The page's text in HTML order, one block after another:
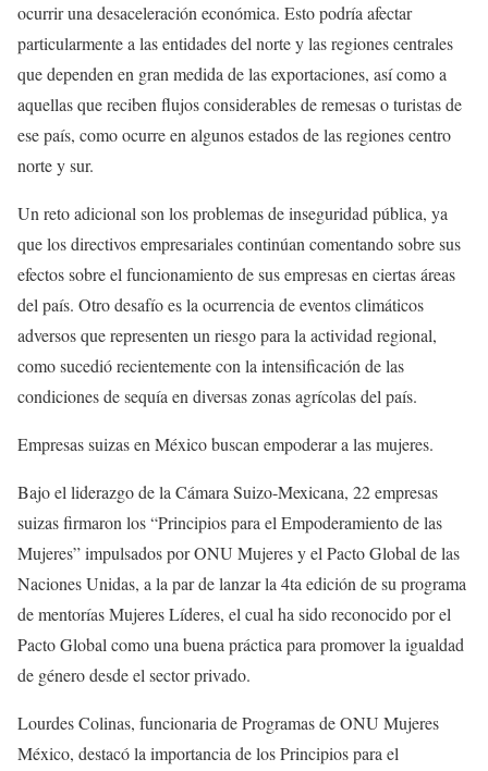
ocurrir una desaceleración económica. Esto podría afectar
particularmente a las entidades del norte y las regiones centrales
que dependen en gran medida de las exportaciones, así como a
aquellas que reciben flujos considerables de remesas o turistas de
ese país, como ocurre en algunos estados de las regiones centro
norte y sur.
Un reto adicional son los problemas de inseguridad pública, ya
que los directivos empresariales continúan comentando sobre sus
efectos sobre el funcionamiento de sus empresas en ciertas áreas
del país. Otro desafío es la ocurrencia de eventos climáticos
adversos que representen un riesgo para la actividad regional,
como sucedió recientemente con la intensificación de las
condiciones de sequía en diversas zonas agrícolas del país.
Empresas suizas en México buscan empoderar a las mujeres.
Bajo el liderazgo de la Cámara Suizo-Mexicana, 22 empresas
suizas firmaron los “Principios para el Empoderamiento de las
Mujeres” impulsados por ONU Mujeres y el Pacto Global de las
Naciones Unidas, a la par de lanzar la 4ta edición de su programa
de mentorías Mujeres Líderes, el cual ha sido reconocido por el
Pacto Global como una buena práctica para promover la igualdad
de género desde el sector privado.
Lourdes Colinas, funcionaria de Programas de ONU Mujeres
México, destacó la importancia de los Principios para el